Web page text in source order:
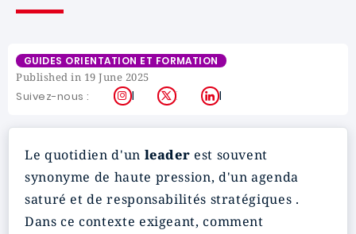
GUIDES ORIENTATION ET FORMATION
Published in 19 June 2025
Suivez-nous : Instagram
X LinkedIn
Le quotidien d'un leader est souvent
synonyme de haute pression, d'un agenda
saturé et de responsabilités stratégiques .
Dans ce contexte exigeant, comment